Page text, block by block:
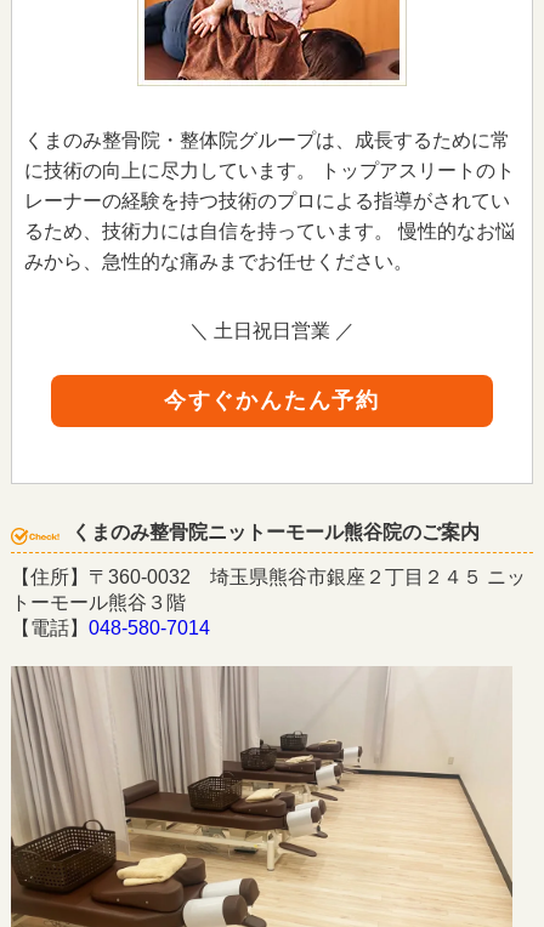
くまのみ整骨院・整体院グループは、成長するために常
に技術の向上に尽力しています。 トップアスリートのト
レーナーの経験を持つ技術のプロによる指導がされてい
るため、技術力には自信を持っています。 慢性的なお悩
みから、急性的な痛みまでお任せください。
＼ 土日祝日営業 ／
今すぐかんたん予約
くまのみ整骨院ニットーモール熊谷院のご案内
【住所】〒360-0032 埼玉県熊谷市銀座２丁目２４５ ニッ
トーモール熊谷３階
【電話】 048-580-7014